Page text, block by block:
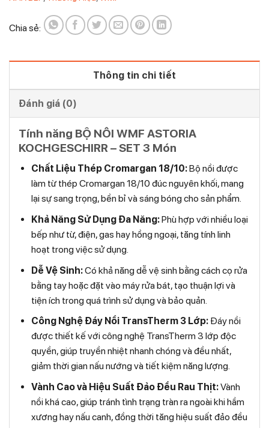
Chia sẻ:
Thông tin chi tiết
Đánh giá (0)
Tính năng BỘ NỒI WMF ASTORIA
KOCHGESCHIRR – SET 3 Món
Chất Liệu Thép Cromargan 18/10:Bộ nồi được
làm từ thép Cromargan 18/10 đúc nguyên khối, mang
lại sự sang trọng, bền bỉ và sáng bóng cho sản phẩm.
Khả Năng Sử Dụng Đa Năng:Phù hợp với nhiều loại
bếp như từ, điện, gas hay hồng ngoại, tăng tính linh
hoạt trong việc sử dụng.
Dễ Vệ Sinh:Có khả năng dễ vệ sinh bằng cách cọ rửa
bằng tay hoặc đặt vào máy rửa bát, tạo thuận lợi và
tiện ích trong quá trình sử dụng và bảo quản.
Công Nghệ Đáy Nồi TransTherm 3 Lớp: Đáy nồi
được thiết kế với công nghệ TransTherm 3 lớp độc
quyền, giúp truyền nhiệt nhanh chóng và đều nhất,
giảm thời gian nấu nướng và tiết kiệm năng lượng.
Vành Cao và Hiệu Suất Đảo Đều Rau Thịt:Vành
nồi khá cao, giúp tránh tình trạng tràn ra ngoài khi hầm
xương hay nấu canh, đồng thời tăng hiệu suất đảo đều